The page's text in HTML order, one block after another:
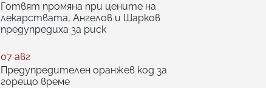
Готвят промяна при цените на
лекарствата, Ангелов и Шарков
предупредиха за риск
07 авг
Предупредителен оранжев код за
горещо време